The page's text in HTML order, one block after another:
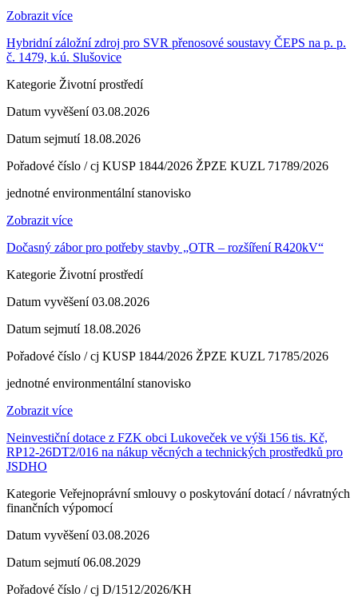
Zobrazit více
Hybridní záložní zdroj pro SVR přenosové soustavy ČEPS na p. p.
č. 1479, k.ú. Slušovice
Kategorie Životní prostředí
Datum vyvěšení03.08.2026
Datum sejmutí 18.08.2026
Pořadové číslo / cj KUSP 1844/2026 ŽPZE KUZL 71789/2026
jednotné environmentální stanovisko
Zobrazit více
Dočasný zábor pro potřeby stavby „OTR – rozšíření R420kV“
Kategorie Životní prostředí
Datum vyvěšení03.08.2026
Datum sejmutí 18.08.2026
Pořadové číslo / cj KUSP 1844/2026 ŽPZE KUZL 71785/2026
jednotné environmentální stanovisko
Zobrazit více
Neinvestiční dotace z FZK obci Lukoveček ve výši 156 tis. Kč,
RP12-26DT2/016 na nákup věcných a technických prostředků pro
JSDHO
Kategorie Veřejnoprávní smlouvy o poskytování dotací / návratných
finančních výpomocí
Datum vyvěšení03.08.2026
Datum sejmutí06.08.2029
Pořadové číslo / cj D/1512/2026/KH